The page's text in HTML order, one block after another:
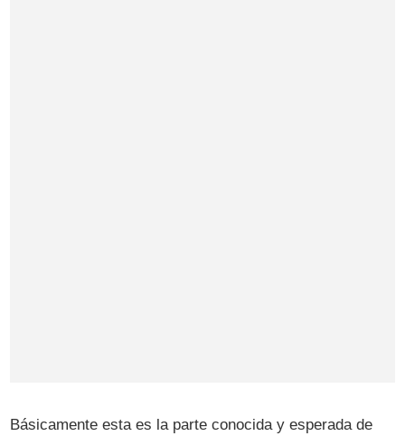
Básicamente esta es la parte conocida y esperada de